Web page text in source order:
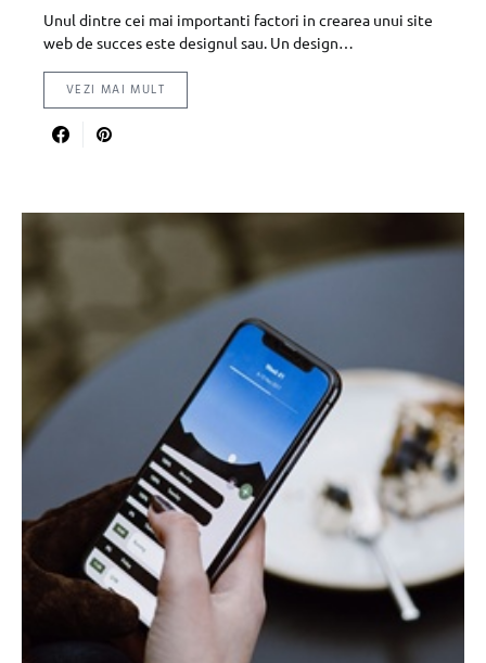
Unul dintre cei mai importanti factori in crearea unui site
web de succes este designul sau. Un design…
VEZI MAI MULT